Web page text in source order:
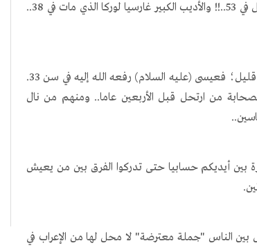
الزمان النورسي الذي ارتحل في 44. والروائي السوفياتي الشهير غوغول الذي رحل في 53..!! والأديب الكبير غارسيا لوركا الذي مات في 38..
وحتى الأنبياء والمرسلين - باستثناء نوح عليه السلام - لم يعمر منهم إلا قليل؛ فعيسى (عليه السلام) رفعه الله إليه في سن 33.
وسلم) إلتحق بالرفيق الأعلى في سن 63.. ومن الصحابة من ارتحل قبل الأربعين عاما.. ومنهم من نال
بين أيديكم حسابيا حتى تدركوا الفرق بين من يعيش
الناس "جملة معترضة" لا محل لها من الإعراب في